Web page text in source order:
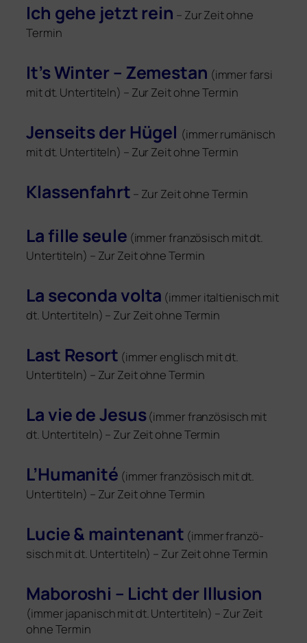
Ich gehe jetzt rein – Zur Zeit ohne
Termin
It’s Winter – Zemestan (immer far­si
mit dt. Untertiteln) – Zur Zeit ohne Termin
Jenseits der Hügel (immer rumä­nisch
mit dt. Untertiteln) – Zur Zeit ohne Termin
Klassenfahrt – Zur Zeit ohne Termin
La fil­le seu­le (immer fran­zö­sisch mit dt.
Untertiteln) – Zur Zeit ohne Termin
La secon­da vol­ta (immer ital­tienisch mit
dt. Untertiteln) – Zur Zeit ohne Termin
Last Resort (immer eng­lisch mit dt.
Untertiteln) – Zur Zeit ohne Termin
La vie de Jesus(immer fran­zö­sisch mit
dt. Untertiteln) – Zur Zeit ohne Termin
L’Humanité (immer fran­zö­sisch mit dt.
Untertiteln) – Zur Zeit ohne Termin
Lucie& main­ten­ant (immer fran­zö­
sisch mit dt. Untertiteln) – Zur Zeit ohne Termin
Maboroshi – Licht der Illusion
(immer japa­nisch mit dt. Untertiteln) – Zur Zeit
ohne Termin